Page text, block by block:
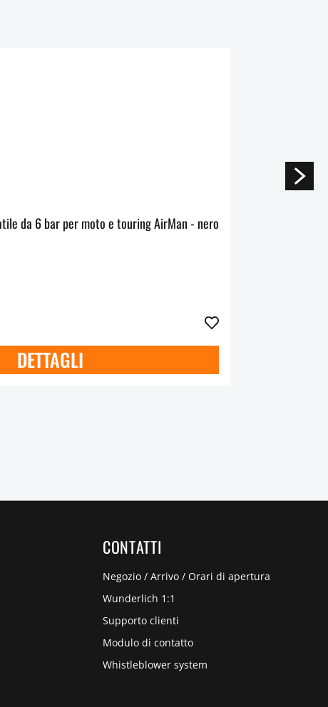
Compressore d’aria portatile da 6 bar per moto e touring AirMan - nero
DETTAGLI
CONTATTI
Negozio / Arrivo / Orari di apertura
Wunderlich 1:1
Supporto clienti
Modulo di contatto
Whistleblower system